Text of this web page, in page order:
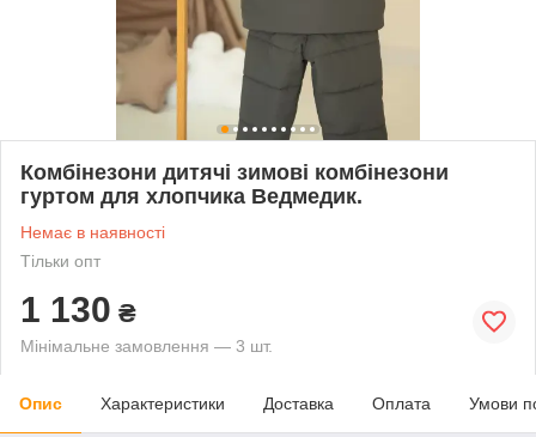
Комбінезони дитячі зимові комбінезони
гуртом для хлопчика Ведмедик.
Немає в наявності
Тільки опт
1 130 ₴
Мінімальне замовлення — 3 шт.
Опис Характеристики Доставка Оплата Умови